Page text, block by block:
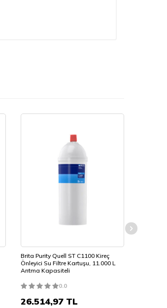
bağımsız olarak
tıpkı barista'nın
gibi, operatörün
yapar ve
son derece önemli olan
Brita Purity Quell ST C1100 Kireç
Önleyici Su Filtre Kartuşu, 11.000 L
Arıtma Kapasiteli
0.0
26.514,97 TL